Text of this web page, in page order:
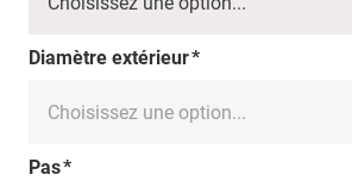
Diamètre extérieur
Pas